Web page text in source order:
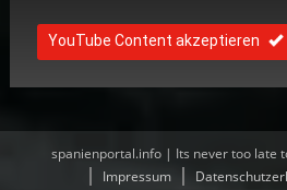
YouTube Content akzeptieren
spanienportal.info | Its never too late
Impressum